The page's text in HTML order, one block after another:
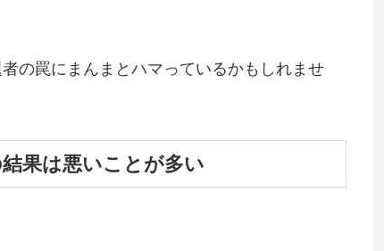
の罠にまんまとハマっているかもしれませ
果は悪いことが多い